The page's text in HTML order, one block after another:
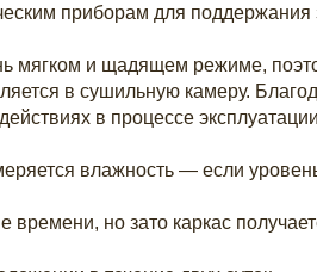
приборам для поддержания
мягком и щадящем режиме,
в сушильную камеру.
в процессе
влажность — если
времени, но зато каркас